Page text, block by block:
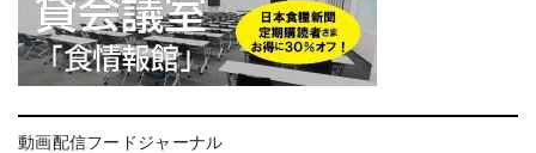
動画配信フードジャーナル